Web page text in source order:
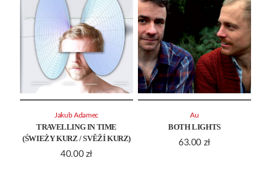
TRAVELLING IN TIME
(ŚWIEŻY KURZ / SVĚŽÍ KURZ)
40.00 zł
Jakub Adamec
BOTH LIGHTS
63.00 zł
Au